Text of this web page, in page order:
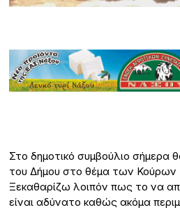
Στο δημοτικό συμβούλιο σήμερα
του Δήμου στο θέμα των
Ξεκαθαρίζω λοιπόν πως το να
είναι αδύνατο καθώς ακόμα